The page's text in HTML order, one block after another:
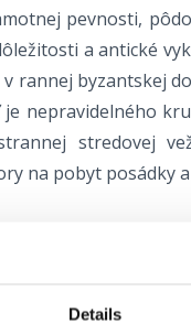
Details
pevnosti,
a antické
rannej byzantskej
nepravidelného
stredovej
na pobyt posádky
aj
ešte z 12.